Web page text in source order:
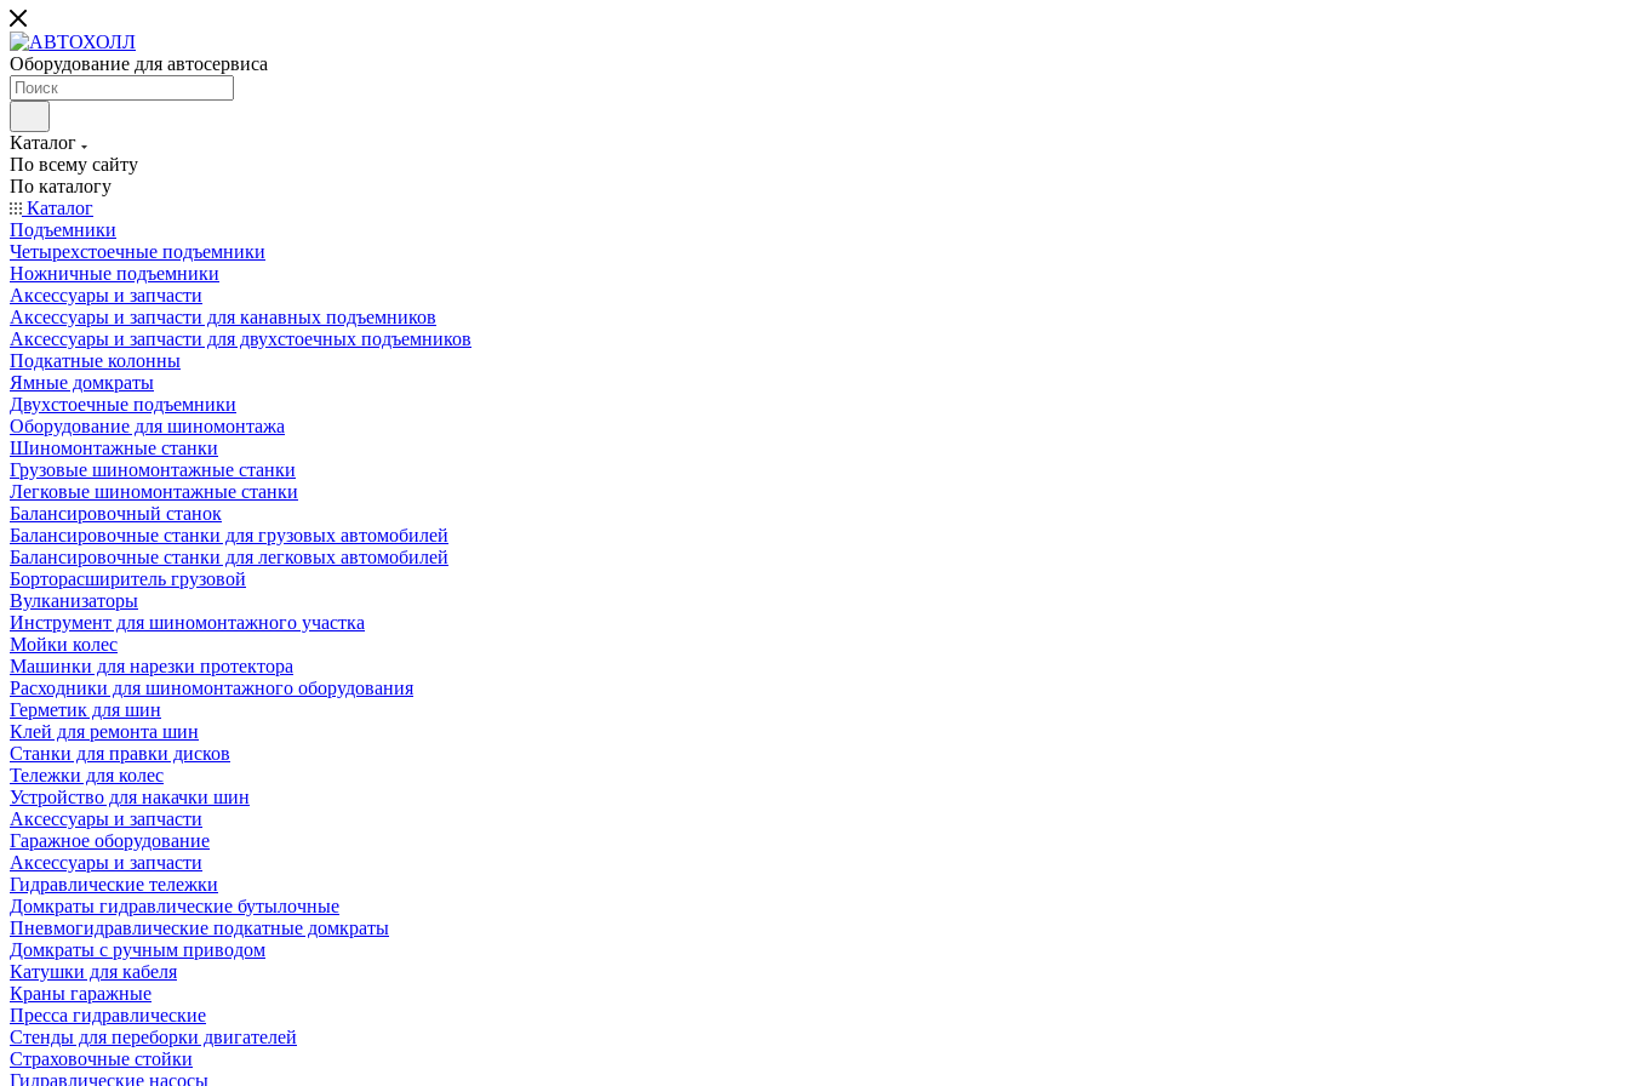
Оборудование для автосервиса
Каталог
По всему сайту
По каталогу
Каталог
Подъемники
Четырехстоечные подъемники
Ножничные подъемники
Аксессуары и запчасти
Аксессуары и запчасти для канавных подъемников
Аксессуары и запчасти для двухстоечных подъемников
Подкатные колонны
Ямные домкраты
Двухстоечные подъемники
Оборудование для шиномонтажа
Шиномонтажные станки
Грузовые шиномонтажные станки
Легковые шиномонтажные станки
Балансировочный станок
Балансировочные станки для грузовых автомобилей
Балансировочные станки для легковых автомобилей
Борторасширитель грузовой
Вулканизаторы
Инструмент для шиномонтажного участка
Мойки колес
Машинки для нарезки протектора
Расходники для шиномонтажного оборудования
Герметик для шин
Клей для ремонта шин
Станки для правки дисков
Тележки для колес
Устройство для накачки шин
Аксессуары и запчасти
Гаражное оборудование
Аксессуары и запчасти
Гидравлические тележки
Домкраты гидравлические бутылочные
Пневмогидравлические подкатные домкраты
Домкраты с ручным приводом
Катушки для кабеля
Краны гаражные
Пресса гидравлические
Стенды для переборки двигателей
Страховочные стойки
Гидравлические насосы